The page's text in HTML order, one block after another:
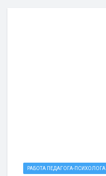
РАБОТА ПЕДАГОГА-ПСИХОЛОГА